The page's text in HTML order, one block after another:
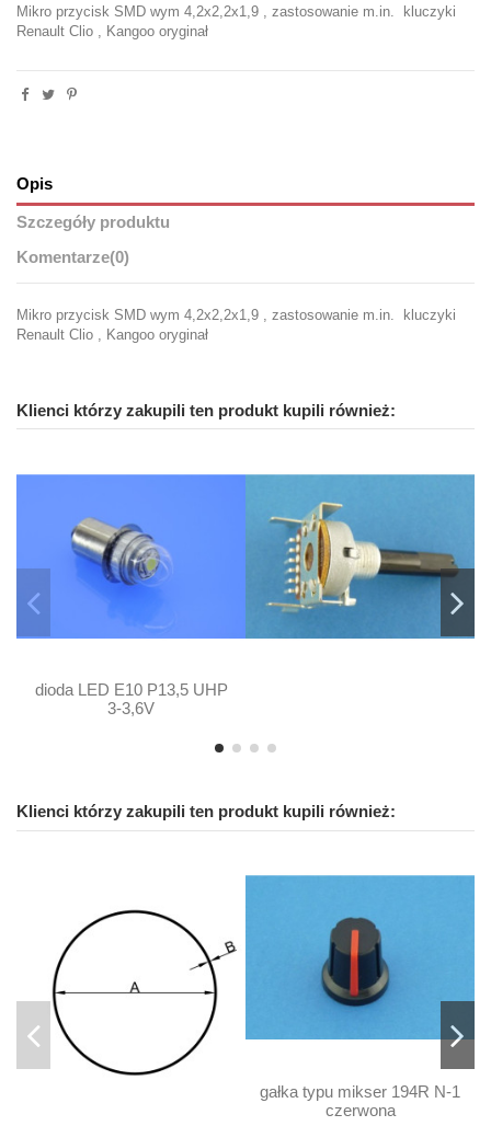
Mikro przycisk SMD wym 4,2x2,2x1,9 , zastosowanie m.in. kluczyki
Renault Clio , Kangoo oryginał
Opis
Szczegóły produktu
Komentarze(0)
Mikro przycisk SMD wym 4,2x2,2x1,9 , zastosowanie m.in. kluczyki
Renault Clio , Kangoo oryginał
Klienci którzy zakupili ten produkt kupili również:
dioda LED E10 P13,5 UHP
3-3,6V
Klienci którzy zakupili ten produkt kupili również:
gałka typu mikser 194R N-1
czerwona